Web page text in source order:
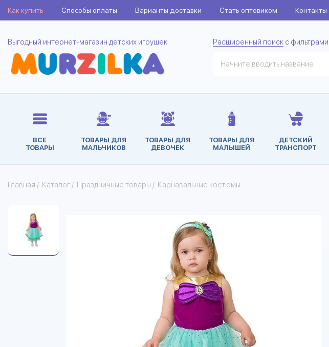
Как купить Способы оплаты Варианты доставки Стать оптовиком Контакты
Выгодный интернет-магазин детских игрушек Расширенный поиск с фильтрами
ВСЕ
ТОВАРЫ
ТОВАРЫ ДЛЯ
МАЛЬЧИКОВ
ТОВАРЫ ДЛЯ
ДЕВОЧЕК
ТОВАРЫ ДЛЯ
МАЛЫШЕЙ
ДЕТСКИЙ
ТРАНСПОРТ
Главная / Каталог / Праздничные товары / Карнавальные костюмы